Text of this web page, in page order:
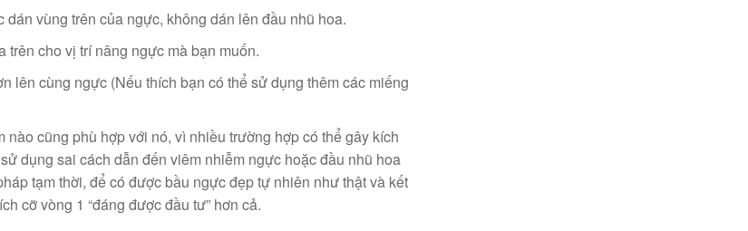
vùng trên của ngực, không dán lên đầu nhũ hoa.
cho vị trí nâng ngực mà bạn muốn.
lên cùng ngực (Nếu thích bạn có thể sử dụng thêm các miếng
cũng phù hợp với nó, vì nhiều trường hợp có thể gây kích
dụng sai cách dẫn đến viêm nhiễm ngực hoặc đầu nhũ hoa
tạm thời, để có được bầu ngực đẹp tự nhiên như thật và kết
cỡ vòng 1 “đáng được đầu tư” hơn cả.